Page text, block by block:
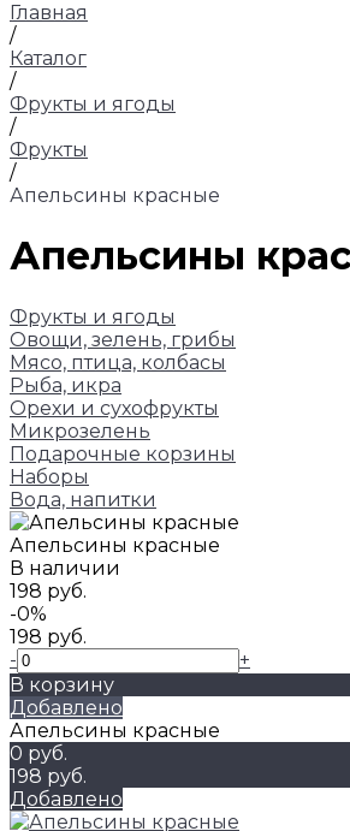
Главная
/
Каталог
/
Фрукты и ягоды
/
Фрукты
/
Апельсины красные
Апельсины
Фрукты и ягоды
Овощи, зелень, грибы
Мясо, птица, колбасы
Рыба, икра
Орехи и сухофрукты
Микрозелень
Подарочные корзины
Наборы
Вода, напитки
Апельсины красные
В наличии
198 руб.
-0%
198 руб.
-
+
В корзину
Добавлено
Апельсины красные
0 руб.
198 руб.
Добавлено